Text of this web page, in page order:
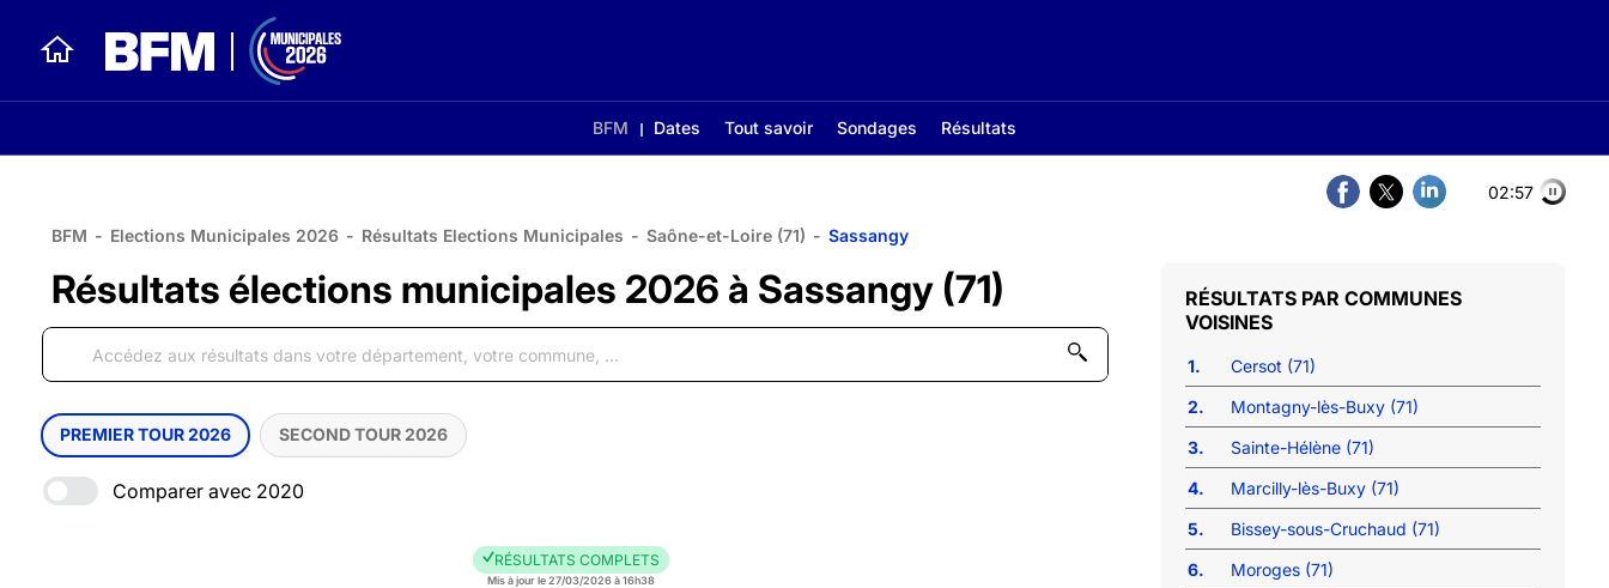
BFM Dates Tout savoir Sondages Résultats
02:57
BFM - Elections Municipales 2026 - Résultats Elections Municipales - Saône-et-Loire (71) - Sassangy
Résultats élections municipales 2026 à Sassangy (71)
PREMIER TOUR 2026 SECOND TOUR 2026
Comparer avec 2020
RÉSULTATS COMPLETS
Mis à jour le 27/03/2026 à 16h38
COMMUNES
VOISINES
1.
Cersot (71)
2.
Montagny-lès-Buxy (71)
3.
Sainte-Hélène (71)
4.
Marcilly-lès-Buxy (71)
5.
Bissey-sous-Cruchaud (71)
6.
Moroges (71)